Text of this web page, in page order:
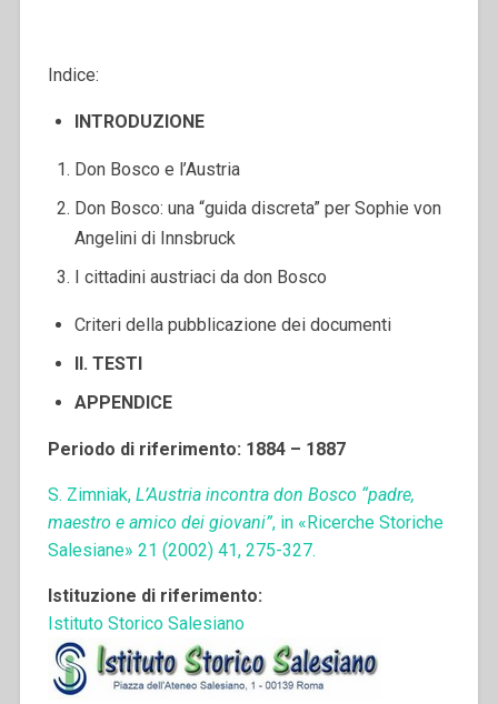
Indice:
INTRODUZIONE
Don Bosco e l’Austria
Don Bosco: una “guida discreta” per Sophie von
Angelini di Innsbruck
I cittadini austriaci da don Bosco
Criteri della pubblicazione dei documenti
II. TESTI
APPENDICE
Periodo di riferimento: 1884 – 1887
S. Zimniak, L’Austria incontra don Bosco “padre,
maestro e amico dei giovani”, in «Ricerche Storiche
Salesiane» 21 (2002) 41, 275-327.
Istituzione di riferimento:
Istituto Storico Salesiano